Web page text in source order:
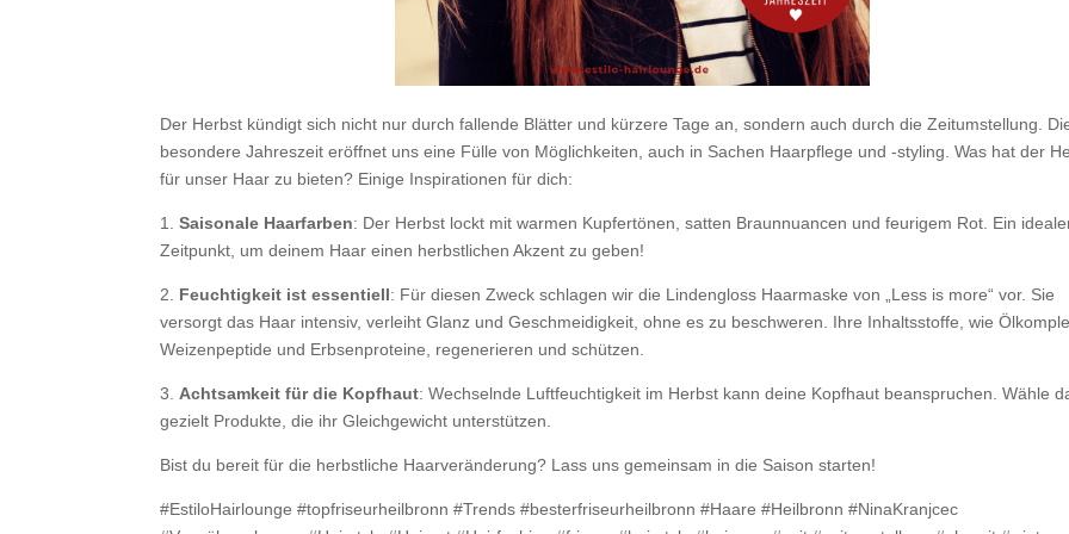
Der Herbst kündigt sich nicht nur durch fallende Blätter und kürzere Tage an, sondern auch durch die Zeitumstellung.
besondere Jahreszeit eröffnet uns eine Fülle von Möglichkeiten, auch in Sachen Haarpflege und -styling. Was hat der
für unser Haar zu bieten? Einige Inspirationen für dich:
1️.Saisonale Haarfarben: Der Herbst lockt mit warmen Kupfertönen, satten Braunnuancen und feurigem Rot. Ein
Zeitpunkt, um deinem Haar einen herbstlichen Akzent zu geben!
2️. Feuchtigkeit ist essentiell: Für diesen Zweck schlagen wir die Lindengloss Haarmaske von „Less is more“ vor. Sie
versorgt das Haar intensiv, verleiht Glanz und Geschmeidigkeit, ohne es zu beschweren. Ihre Inhaltsstoffe, wie
Weizenpeptide und Erbsenproteine, regenerieren und schützen.
3️. Achtsamkeit für die Kopfhaut: Wechselnde Luftfeuchtigkeit im Herbst kann deine Kopfhaut beanspruchen. Wähle
gezielt Produkte, die ihr Gleichgewicht unterstützen.
Bist du bereit für die herbstliche Haarveränderung? Lass uns gemeinsam in die Saison starten!
#EstiloHairlounge #topfriseurheilbronn #Trends #besterfriseurheilbronn #Haare #Heilbronn #NinaKranjcec